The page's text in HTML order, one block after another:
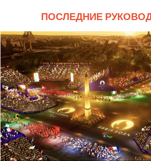
ПОСЛЕДНИЕ